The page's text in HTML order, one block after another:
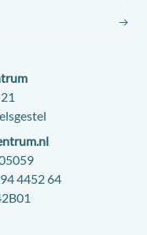
4452 64